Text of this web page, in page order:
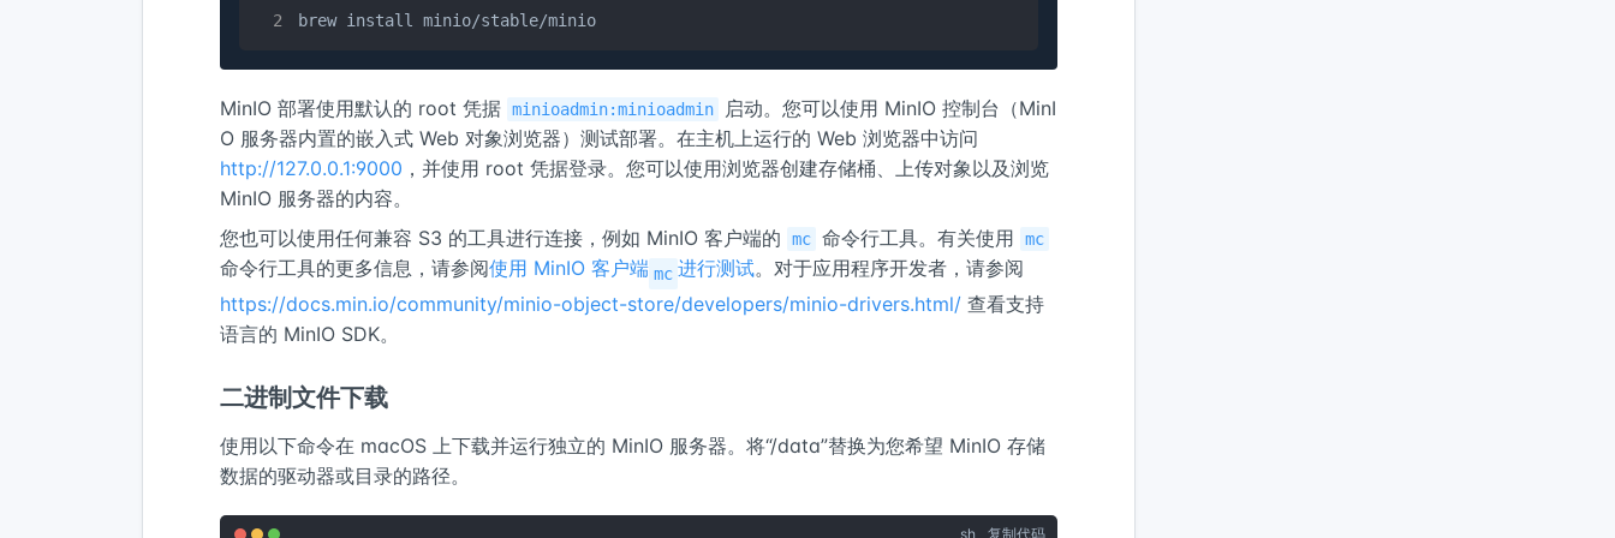
brew install minio/stable/minio
MinIO 部署使用默认的 root 凭据 minioadmin:minioadmin
启动。您可以使用 MinIO 控制台（MinI
O 服务器内置的嵌入式 Web 对象浏览器）测试部署。在主机上运行的 Web 浏览器中访问
http://127.0.0.1:9000 ，并使用 root 凭据登录。您可以使用浏览器创建存储桶、上传对象以及浏览
MinIO 服务器的内容。
您也可以使用任何兼容 S3 的工具进行连接，例如 MinIO 客户端的
mc 命令行工具。有关使用 mc
命令行工具的更多信息，请参阅使用 MinIO 客户端 mc 进行测试。对于应用程序开发者，请参阅
https://docs.min.io/community/minio-object-store/developers/minio-drivers.html/ 查看支持
语言的 MinIO SDK。
二进制文件下载
使用以下命令在 macOS 上下载并运行独立的 MinIO 服务器。将“/data”替换为您希望 MinIO 存储
数据的驱动器或目录的路径。
sh 复制代码